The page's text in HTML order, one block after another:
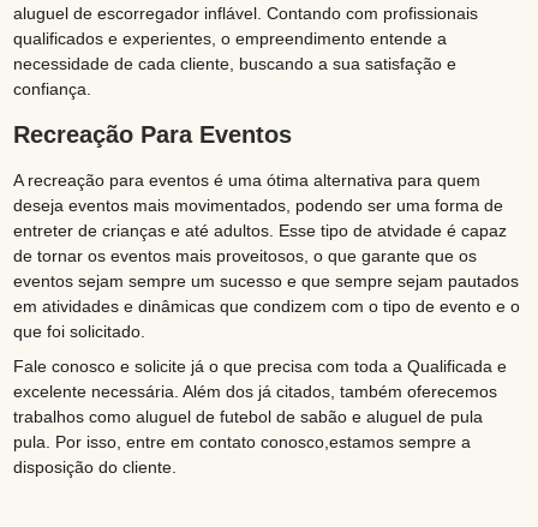
aluguel de escorregador inflável. Contando com profissionais
qualificados e experientes, o empreendimento entende a
necessidade de cada cliente, buscando a sua satisfação e
confiança.
Recreação Para Eventos
A recreação para eventos é uma ótima alternativa para quem
deseja eventos mais movimentados, podendo ser uma forma de
entreter de crianças e até adultos. Esse tipo de atvidade é capaz
de tornar os eventos mais proveitosos, o que garante que os
eventos sejam sempre um sucesso e que sempre sejam pautados
em atividades e dinâmicas que condizem com o tipo de evento e o
que foi solicitado.
Fale conosco e solicite já o que precisa com toda a Qualificada e
excelente necessária. Além dos já citados, também oferecemos
trabalhos como aluguel de futebol de sabão e aluguel de pula
pula. Por isso, entre em contato conosco,estamos sempre a
disposição do cliente.